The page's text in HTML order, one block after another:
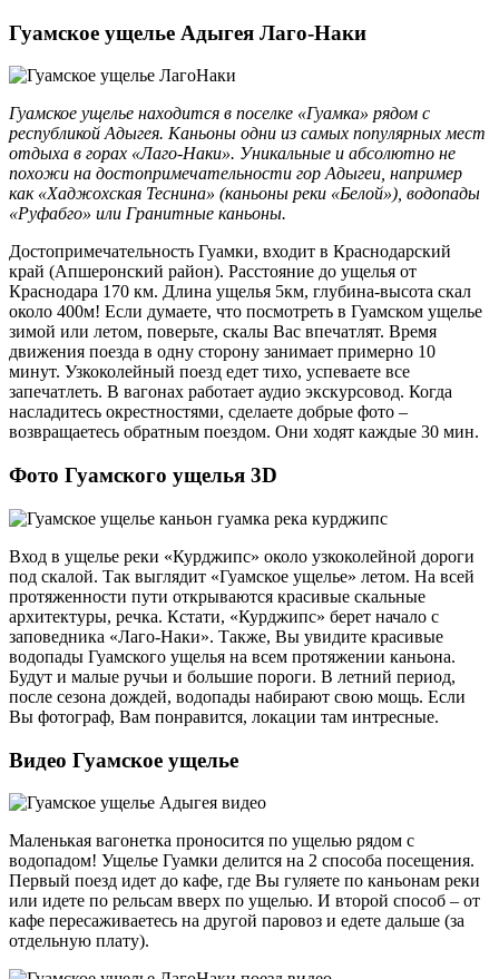
Гуамское ущелье Адыгея Лаго-Наки
Гуамское ущелье находится в поселке «Гуамка» рядом с
республикой Адыгея. Каньоны одни из самых популярных мест
отдыха в горах «Лаго-Наки». Уникальные и абсолютно не
похожи на достопримечательности гор Адыгеи, например
как «Хаджохская Теснина» (каньоны реки «Белой»), водопады
«Руфабго» или Гранитные каньоны.
Достопримечательность Гуамки, входит в Краснодарский
край (Апшеронский район). Расстояние до ущелья от
Краснодара 170 км. Длина ущелья 5км, глубина-высота скал
около 400м! Если думаете, что посмотреть в Гуамском ущелье
зимой или летом, поверьте, скалы Вас впечатлят. Время
движения поезда в одну сторону занимает примерно 10
минут. Узкоколейный поезд едет тихо, успеваете все
запечатлеть. В вагонах работает аудио экскурсовод. Когда
насладитесь окрестностями, сделаете добрые фото –
возвращаетесь обратным поездом. Они ходят каждые 30 мин.
Фото Гуамского ущелья 3D
Вход в ущелье реки «Курджипс» около узкоколейной дороги
под скалой. Так выглядит «Гуамское ущелье» летом. На всей
протяженности пути открываются красивые скальные
архитектуры, речка. Кстати, «Курджипс» берет начало с
заповедника «Лаго-Наки». Также, Вы увидите красивые
водопады Гуамского ущелья на всем протяжении каньона.
Будут и малые ручьи и большие пороги. В летний период,
после сезона дождей, водопады набирают свою мощь. Если
Вы фотограф, Вам понравится, локации там интресные.
Видео Гуамское ущелье
Маленькая вагонетка проносится по ущелью рядом с
водопадом! Ущелье Гуамки делится на 2 способа посещения.
Первый поезд идет до кафе, где Вы гуляете по каньонам реки
или идете по рельсам вверх по ущелью. И второй способ – от
кафе пересаживаетесь на другой паровоз и едете дальше (за
отдельную плату).